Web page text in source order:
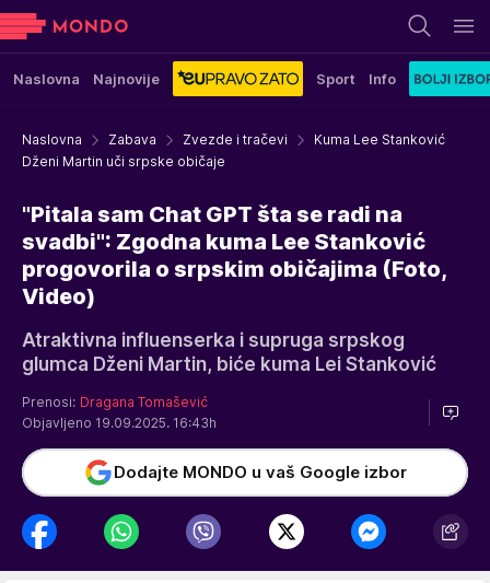
Naslovna Najnovije Sport Info
Naslovna Zabava Zvezde i tračevi
Kuma Lee Stanković
Dženi Martin uči srpske običaje
"Pitala sam Chat GPT šta se radi na
svadbi": Zgodna kuma Lee Stanković
progovorila o srpskim običajima (Foto,
Video)
Atraktivna influenserka i supruga srpskog
glumca Dženi Martin, biće kuma Lei Stanković
Prenosi: Dragana Tomašević
Objavljeno 19.09.2025. 16:43h
Dodajte MONDO u vaš Google izbor